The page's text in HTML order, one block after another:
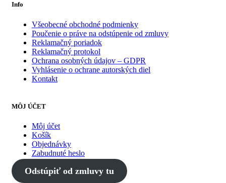
Info
Všeobecné obchodné podmienky
Poučenie o práve na odstúpenie od zmluvy
Reklamačný poriadok
Reklamačný protokol
Ochrana osobných údajov – GDPR
Vyhlásenie o ochrane autorských diel
Kontakt
MÔJ ÚČET
Môj účet
Košík
Objednávky
Zabudnuté heslo
Odstúpiť od zmluvy tu